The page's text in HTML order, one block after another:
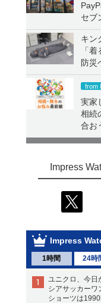
セブ
キン
「
防災
from
実家
相続
合お
Impress
Impress
1時間 24時
ユニクロ、今日
シアサッカーワ
ショーツは